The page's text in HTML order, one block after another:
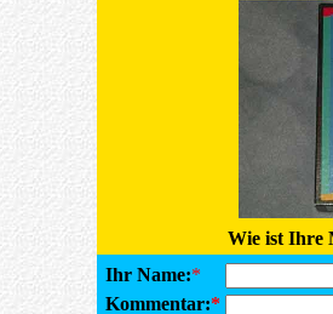
Wie ist Ihre
Ihr Name:*
Kommentar:*